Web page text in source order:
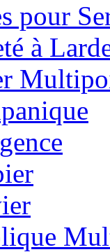
pour
à